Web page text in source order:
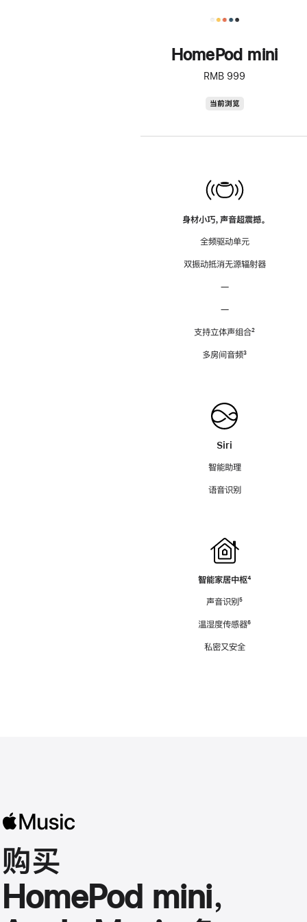
HomePod mini
RMB 999
当前浏览
身材小巧，声音超震撼。
全频驱动单元
双振动抵消无源辐射器
—
—
支持立体声组合脚
²
多房间音频脚
³
Siri
智能助理
语音识别
智能家居中枢脚
⁴
声音识别脚
⁵
温湿度传感器脚
⁶
私密又安全
购买
HomePod mini，